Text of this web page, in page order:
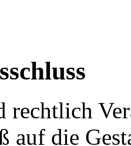
rechtlich
auf die